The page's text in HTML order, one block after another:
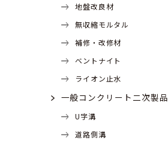
地盤改良材
無収縮モルタル
補修・改修材
ベントナイト
ライオン止水
一般コンクリート二次製品
U字溝
道路側溝